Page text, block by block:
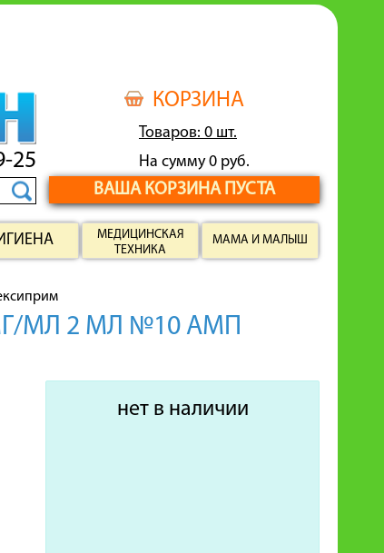
КОРЗИНА
Товаров: 0 шт.
На сумму 0 руб.
ВАША КОРЗИНА ПУСТА
25
МЕДИЦИНСКАЯ
ТЕХНИКА
МАМА И МАЛЫШ
МЛ 2 МЛ №10 АМП
нет в наличии